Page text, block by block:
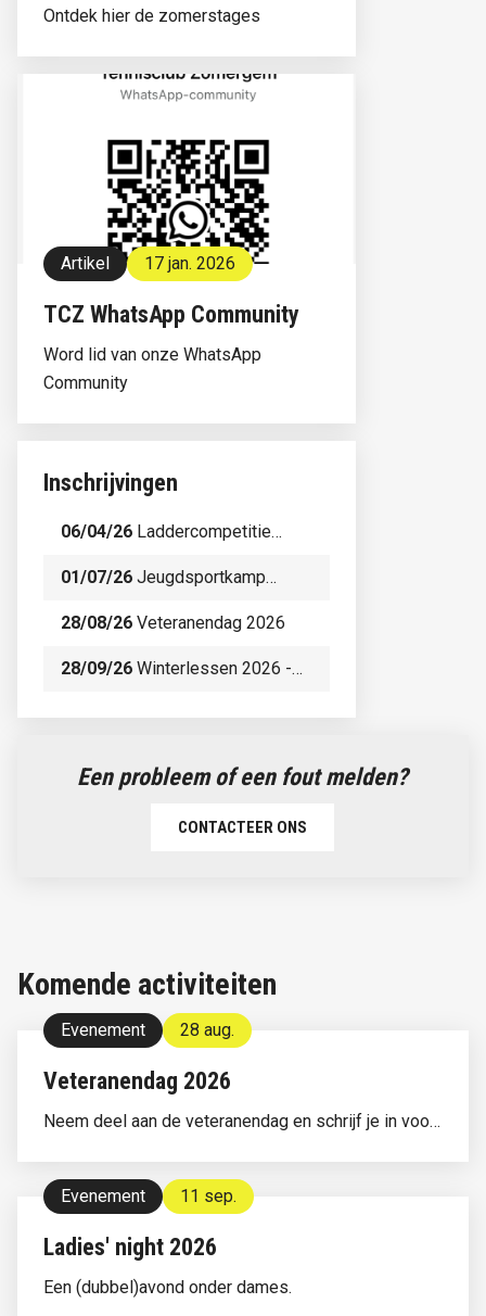
Ontdek hier de zomerstages
Artikel 17 jan. 2026
TCZ WhatsApp Community
Word lid van onze WhatsApp
Community
Inschrijvingen
06/04/26 Laddercompetitie
01/07/26 Jeugdsportkamp
28/08/26 Veteranendag 2026
28/09/26 Winterlessen 2026 -
Een probleem of een fout melden?
CONTACTEER ONS
Komende activiteiten
Evenement 28 aug.
Veteranendag 2026
Neem deel aan de veteranendag en schrijf je in voor
Evenement 11 sep.
Ladies' night 2026
Een (dubbel)avond onder dames.